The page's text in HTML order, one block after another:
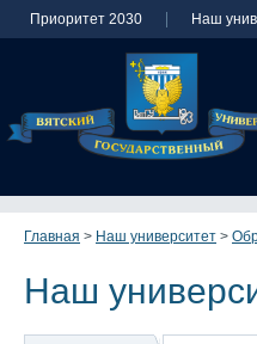
Приоритет 2030 Наш
Главная > Наш университет >
Наш